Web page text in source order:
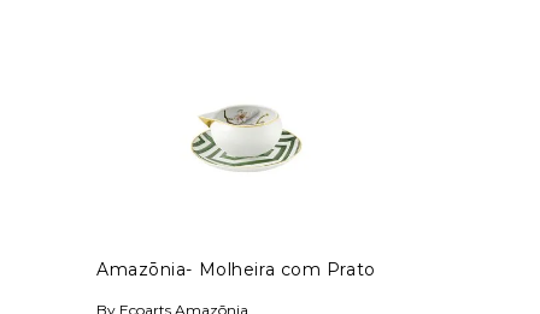
Amazōnia- Molheira com Prato
By Ecoarts Amazōnia